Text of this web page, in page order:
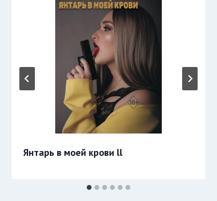
Янтарь в моей крови ll